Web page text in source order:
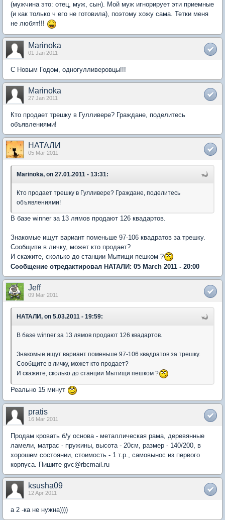
(мужчина это: отец, муж, сын). Мой муж игнорирует эти приемные
(и как только ч его не готовила), поэтому хожу сама. Тетки меня
не любят!!!
Marinoka
01 Jan 2011
С Новым Годом, одногулливеровцы!!!
Marinoka
27 Jan 2011
Кто продает трешку в Гулливере? Граждане, поделитесь
объявлениями!
НАТАЛИ
05 Mar 2011
Marinoka, on 27.01.2011 - 13:31:
Кто продает трешку в Гулливере? Граждане, поделитесь
объявлениями!
В базе winner за 13 лямов продают 126 квадартов.
Знакомые ищут вариант поменьше 97-106 квадратов за трешку.
Сообщите в личку, может кто продает?
И скажите, сколько до станции Мытищи пешком ?
Сообщение отредактировал НАТАЛИ: 05 March 2011 - 20:00
Jeff
09 Mar 2011
НАТАЛИ, on 5.03.2011 - 19:59:
В базе winner за 13 лямов продают 126 квадартов.
Знакомые ищут вариант поменьше 97-106 квадратов за трешку.
Сообщите в личку, может кто продает?
И скажите, сколько до станции Мытищи пешком ?
Реально 15 минут
pratis
16 Mar 2011
Продам кровать б/у основа - металлическая рама, деревянные
ламели, матрас - пружины, высота - 20см, размер - 140/200, в
хорошем состоянии, стоимость - 1 т.р., самовынос из первого
корпуса. Пишите gvc@rbcmail.ru
ksusha09
12 Apr 2011
а 2 -ка не нужна))))